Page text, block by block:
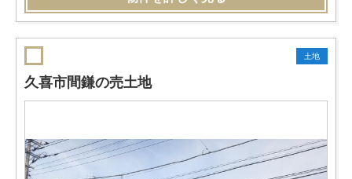
土地
久喜市間鎌の売土地